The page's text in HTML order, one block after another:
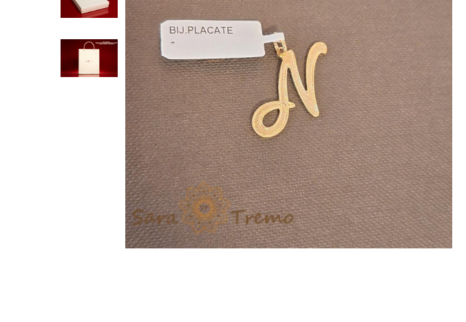
Bijuterii pentru barbati
Bijuterii din argint placate cu aur